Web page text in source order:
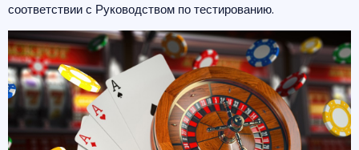
соответствии с Руководством по тестированию.